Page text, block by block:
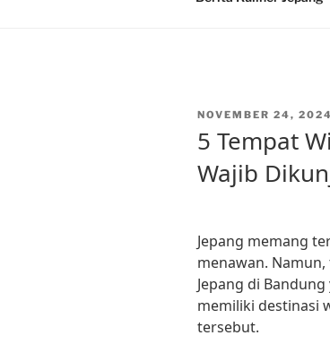
POSTED
NOVEMBER 24, 2024
5 Tempat
Wajib
Jepang memang
menawan.
Jepang di
memiliki destinasi
tersebut.